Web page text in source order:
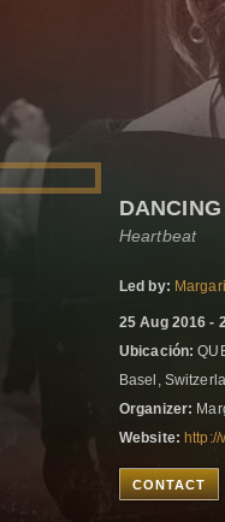
Heartbeat
Led by:
25 Aug 2016 -
Ubicación:
Basel,
Organizer:
Website:
CONTACT